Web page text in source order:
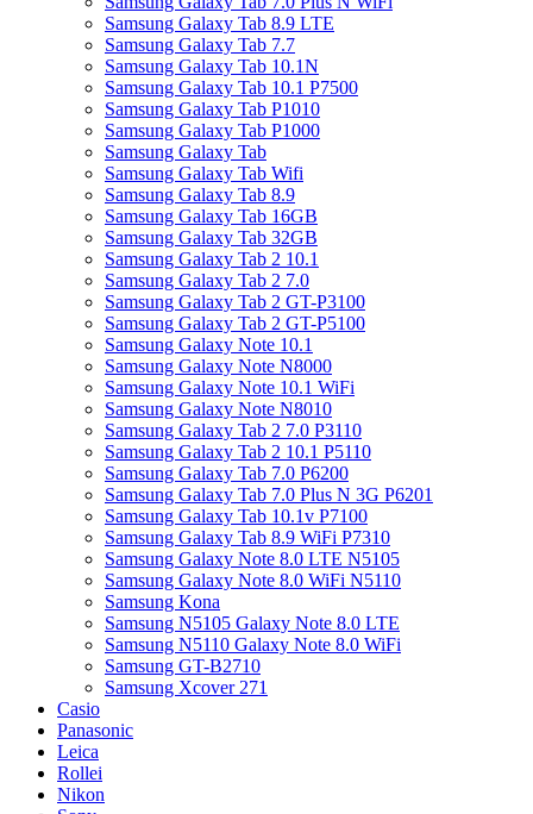
Samsung Galaxy Tab 8.9 LTE
Samsung Galaxy Tab 7.7
Samsung Galaxy Tab 10.1N
Samsung Galaxy Tab 10.1 P7500
Samsung Galaxy Tab P1010
Samsung Galaxy Tab P1000
Samsung Galaxy Tab
Samsung Galaxy Tab Wifi
Samsung Galaxy Tab 8.9
Samsung Galaxy Tab 16GB
Samsung Galaxy Tab 32GB
Samsung Galaxy Tab 2 10.1
Samsung Galaxy Tab 2 7.0
Samsung Galaxy Tab 2 GT-P3100
Samsung Galaxy Tab 2 GT-P5100
Samsung Galaxy Note 10.1
Samsung Galaxy Note N8000
Samsung Galaxy Note 10.1 WiFi
Samsung Galaxy Note N8010
Samsung Galaxy Tab 2 7.0 P3110
Samsung Galaxy Tab 2 10.1 P5110
Samsung Galaxy Tab 7.0 P6200
Samsung Galaxy Tab 7.0 Plus N 3G P6201
Samsung Galaxy Tab 10.1v P7100
Samsung Galaxy Tab 8.9 WiFi P7310
Samsung Galaxy Note 8.0 LTE N5105
Samsung Galaxy Note 8.0 WiFi N5110
Samsung Kona
Samsung N5105 Galaxy Note 8.0 LTE
Samsung N5110 Galaxy Note 8.0 WiFi
Samsung GT-B2710
Samsung Xcover 271
Casio
Panasonic
Leica
Rollei
Nikon